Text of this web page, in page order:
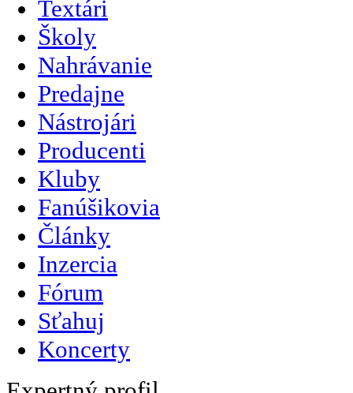
Textári
Školy
Nahrávanie
Predajne
Nástrojári
Producenti
Kluby
Fanúšikovia
Články
Inzercia
Fórum
Sťahuj
Koncerty